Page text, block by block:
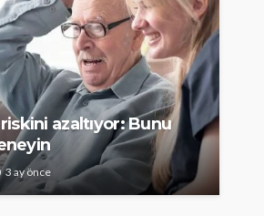
azaltıyor: Bunu
3 ay önce